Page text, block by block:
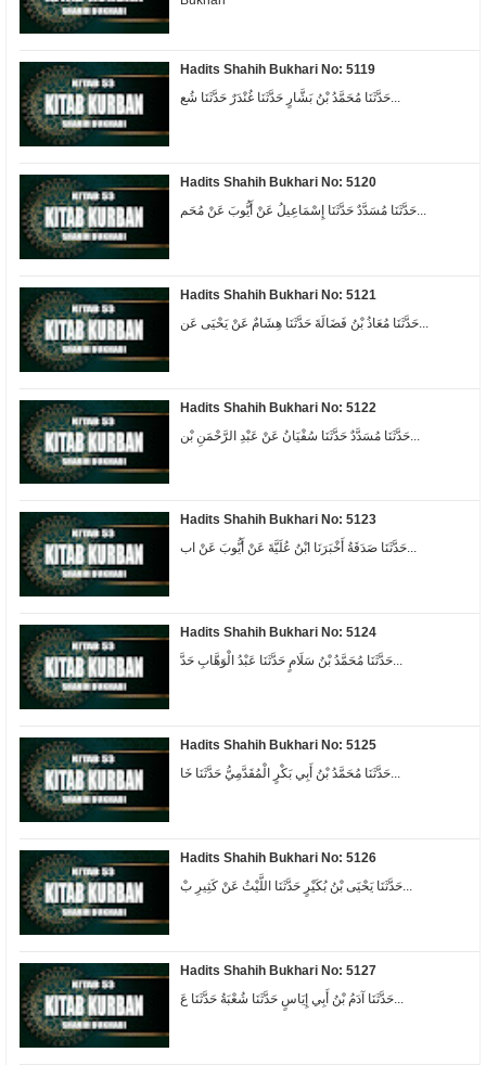
Hadits Shahih Bukhari No: 5119
حَدَّثَنَا مُحَمَّدُ بْنُ بَشَّارٍ حَدَّثَنَا غُنْدَرٌ حَدَّثَنَا شُع...
Hadits Shahih Bukhari No: 5120
حَدَّثَنَا مُسَدَّدٌ حَدَّثَنَا إِسْمَاعِيلُ عَنْ أَيُّوبَ عَنْ مُحَم...
Hadits Shahih Bukhari No: 5121
Hadits Shahih Bukhari No: 5122
Hadits Shahih Bukhari No: 5123
حَدَّثَنَا صَدَقَةُ أَخْبَرَنَا ابْنُ عُلَيَّةَ عَنْ أَيُّوبَ عَنْ اب...
Hadits Shahih Bukhari No: 5124
حَدَّثَنَا مُحَمَّدُ بْنُ سَلَامٍ حَدَّثَنَا عَبْدُ الْوَهَّابِ حَدَّ...
Hadits Shahih Bukhari No: 5125
حَدَّثَنَا مُحَمَّدُ بْنُ أَبِي بَكْرٍ الْمُقَدَّمِيُّ حَدَّثَنَا خَا...
Hadits Shahih Bukhari No: 5126
حَدَّثَنَا يَحْيَى بْنُ بُكَيْرٍ حَدَّثَنَا اللَّيْثُ عَنْ كَثِيرِ بْ...
Hadits Shahih Bukhari No: 5127